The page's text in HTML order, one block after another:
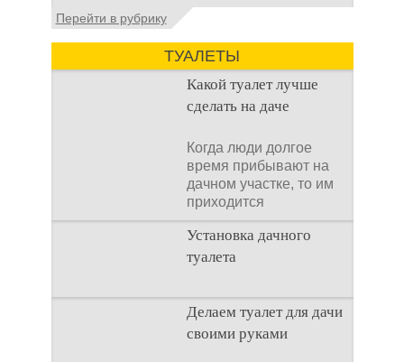
Установка септика Тверь - важнейший
аспект утилизации сточных вод в частных
домах и на загородных
Перейти в рубрику
ТУАЛЕТЫ
Какой туалет лучше
сделать на даче
Когда люди долгое
время прибывают на
дачном участке, то им
приходится
подстраивать все
условия
Установка дачного
туалета
Наличие туалета на
даче не является
необходимостью для
Делаем туалет для дачи
своими руками